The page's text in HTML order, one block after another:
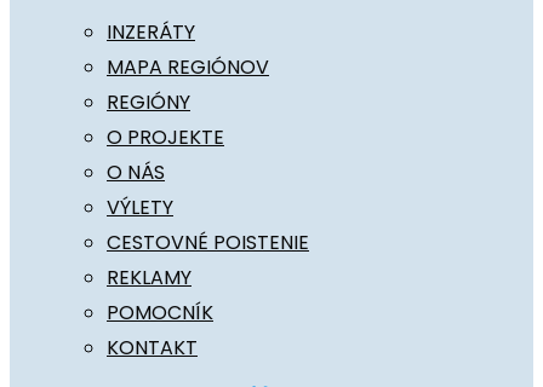
INZERÁTY
MAPA REGIÓNOV
REGIÓNY
O PROJEKTE
O NÁS
VÝLETY
CESTOVNÉ POISTENIE
REKLAMY
POMOCNÍK
KONTAKT